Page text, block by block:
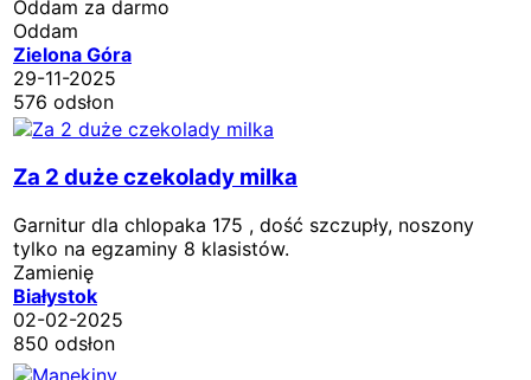
Oddam za darmo
Oddam
Zielona Góra
29-11-2025
576 odsłon
Za 2 duże czekolady milka
Garnitur dla chlopaka 175 , dość szczupły, noszony
tylko na egzaminy 8 klasistów.
Zamienię
Białystok
02-02-2025
850 odsłon